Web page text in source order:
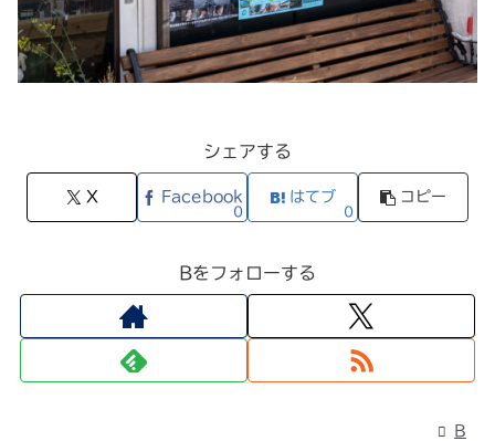
シェアする
X Facebook
0
はてブ
0
コピー
Bをフォローする
B